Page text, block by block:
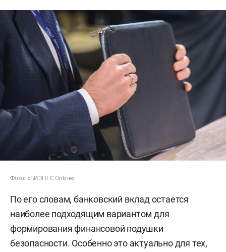
Фото: «БИЗНЕС Online»
По его словам, банковский вклад остается
наиболее подходящим вариантом для
формирования финансовой подушки
безопасности. Особенно это актуально для тех,